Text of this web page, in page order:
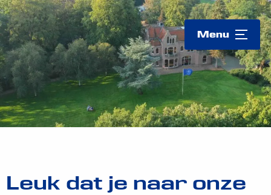
Logo
Menu
Leuk dat je naar onze